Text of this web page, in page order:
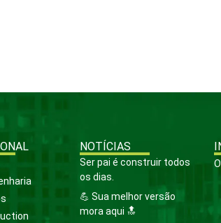
NOTÍCIAS
Ser pai é construir todos
os dias.
💪 Sua melhor versão
mora aqui 🔝